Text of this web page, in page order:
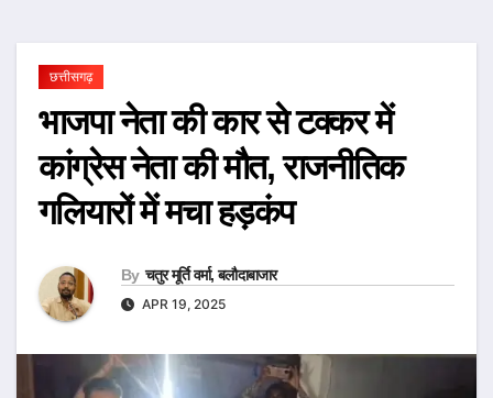
छत्तीसगढ़
भाजपा नेता की कार से टक्कर में
कांग्रेस नेता की मौत, राजनीतिक
गलियारों में मचा हड़कंप
By चतुर मूर्ति वर्मा, बलौदाबाजार
APR 19, 2025